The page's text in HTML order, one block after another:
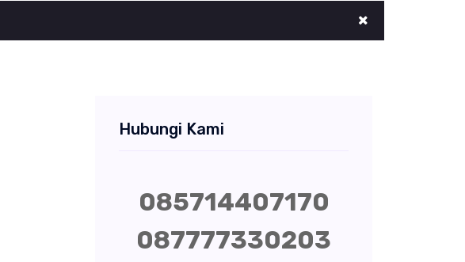
Hubungi Kami
085714407170
087777330203